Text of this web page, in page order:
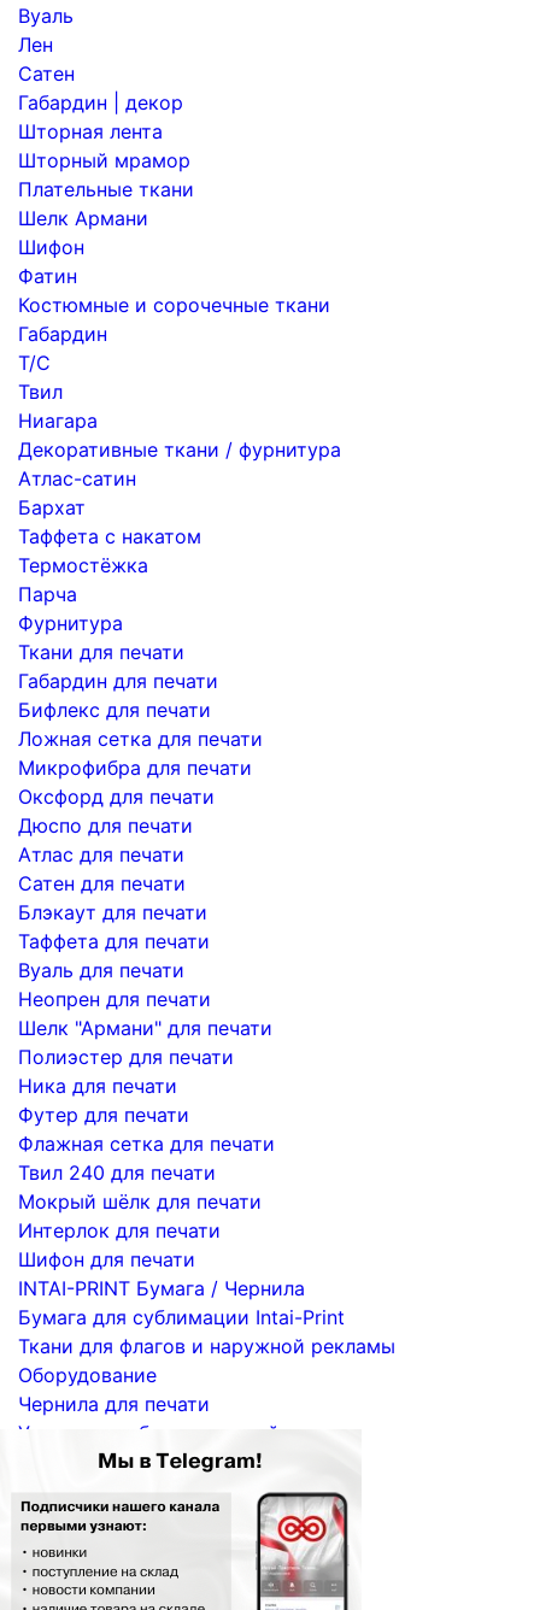
Вуаль
Лен
Сатен
Габардин | декор
Шторная лента
Шторный мрамор
Плательные ткани
Шелк Армани
Шифон
Фатин
Костюмные и сорочечные ткани
Габардин
Т/С
Твил
Ниагара
Декоративные ткани / фурнитура
Атлас-сатин
Бархат
Таффета с накатом
Термостёжка
Парча
Фурнитура
Ткани для печати
Габардин для печати
Бифлекс для печати
Ложная сетка для печати
Микрофибра для печати
Оксфорд для печати
Дюспо для печати
Атлас для печати
Сатен для печати
Блэкаут для печати
Таффета для печати
Вуаль для печати
Неопрен для печати
Шелк "Армани" для печати
Полиэстер для печати
Ника для печати
Футер для печати
Флажная сетка для печати
Твил 240 для печати
Мокрый шёлк для печати
Интерлок для печати
Шифон для печати
INTAI-PRINT Бумага / Чернила
Бумага для сублимации Intai-Print
Ткани для флагов и наружной рекламы
Оборудование
Чернила для печати
Услуги по сублимационной печати